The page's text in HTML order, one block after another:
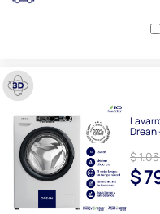
Drean
$
$